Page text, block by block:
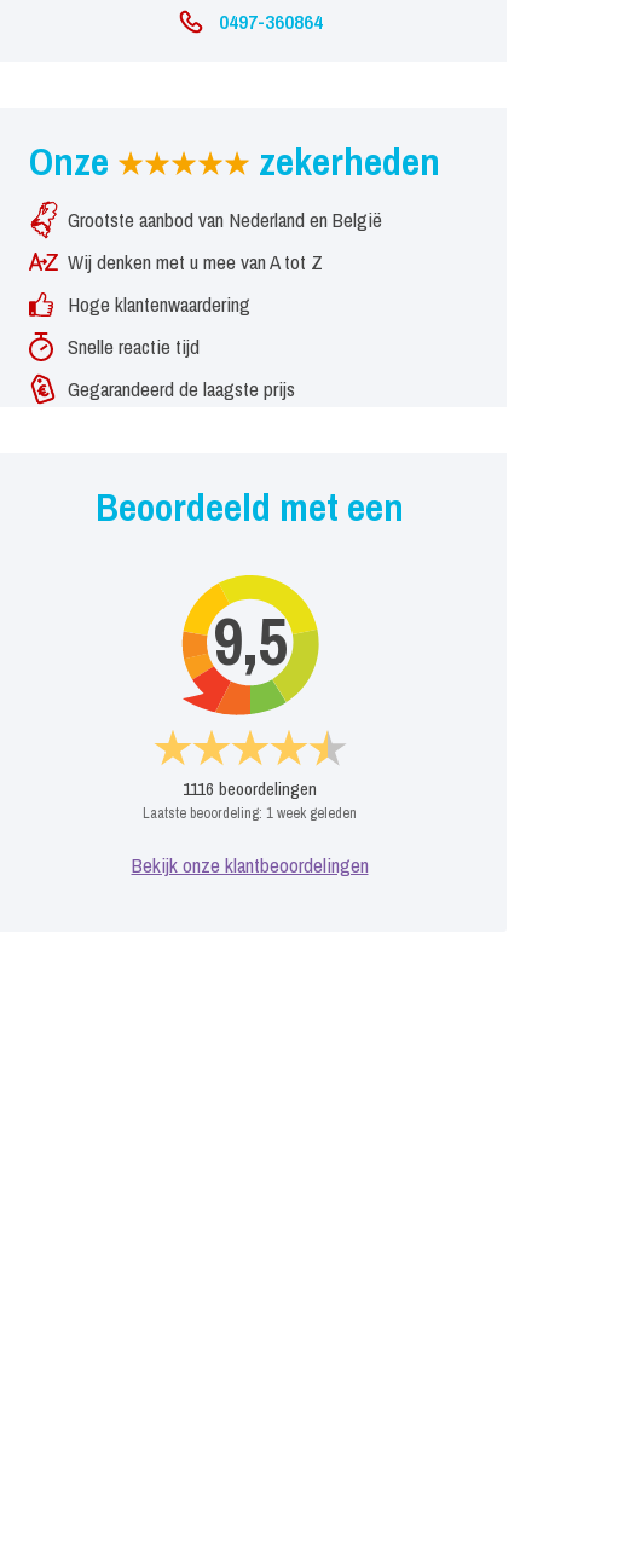
0497-360864
Onze zekerheden
Grootste aanbod van Nederland en België
Wij denken met u mee van A tot Z
Hoge klantenwaardering
Snelle reactie tijd
Gegarandeerd de laagste prijs
Beoordeeld met een
9,5
1116 beoordelingen
Laatste beoordeling: 1 week geleden
Bekijk onze klantbeoordelingen